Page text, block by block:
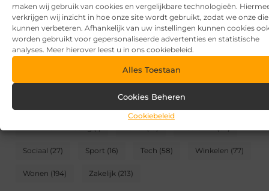
maken wij gebruik van cookies en vergelijkbare technologieën.
verkrijgen wij inzicht in hoe onze site wordt gebruikt, zodat we onze
kunnen verbeteren. Afhankelijk van uw instellingen kunnen cookies
worden gebruikt voor gepersonaliseerde advertenties en statistische
analyses. Meer hierover leest u in ons cookiebeleid.
Alles Toestaan
Cookies Beheren
Cookiebeleid
Aanrijdbeveiliging: voorkom schade, stilstand en onveilige
situaties op de werkvloer
Rijlessen in Haarlem? Zo vergroot je jouw kans om sneller te
slagen
Sociaal (27) Sport (16) Tech (58) Winkelen (77)
Wonen (194) Zakelijk (213)